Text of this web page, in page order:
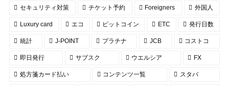
セキュリティ対策 チケット予約 Foreigners 外国人
Luxury card エコ ビットコイン ETC 発行日数
統計 J-POINT プラチナ JCB コストコ
即日発行 サブスク ウエルシア FX
処方箋カード払い コンテンツ一覧 スタバ